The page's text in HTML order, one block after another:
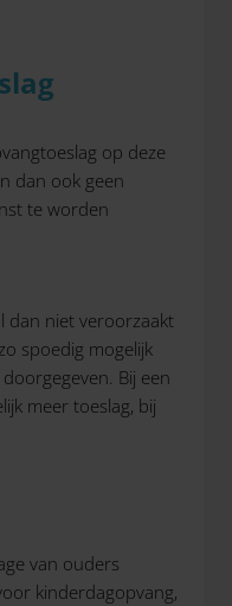
op deze
dan ook geen
te worden
dan niet veroorzaakt
spoedig mogelijk
Bij een
meer toeslag, bij
van ouders
kinderdagopvang,